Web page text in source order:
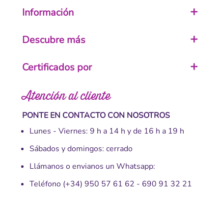
Información
Descubre más
Atención al cliente
PONTE EN CONTACTO CON NOSOTROS
Lunes - Viernes: 9 h a 14 h y de 16 h a 19 h
Sábados y domingos: cerrado
Llámanos o envianos un Whatsapp:
Teléfono (+34) 950 57 61 62 - 690 91 32 21
Certificados por